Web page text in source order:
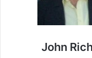
John